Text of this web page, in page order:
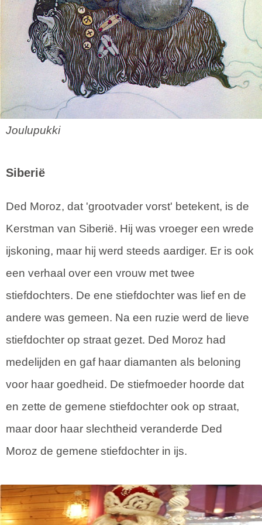
Joulupukki
Siberië
Ded Moroz, dat 'grootvader vorst' betekent, is de
Kerstman van Siberië. Hij was vroeger een wrede
ijskoning, maar hij werd steeds aardiger. Er is ook
een verhaal over een vrouw met twee
stiefdochters. De ene stiefdochter was lief en de
andere was gemeen. Na een ruzie werd de lieve
stiefdochter op straat gezet. Ded Moroz had
medelijden en gaf haar diamanten als beloning
voor haar goedheid. De stiefmoeder hoorde dat
en zette de gemene stiefdochter ook op straat,
maar door haar slechtheid veranderde Ded
Moroz de gemene stiefdochter in ijs.